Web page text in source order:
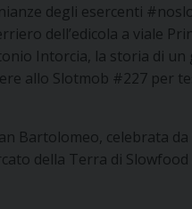
degli esercenti
dell’edicola a viale
Intorcia, la storia di
allo Slotmob #227 per
Bartolomeo, celebrata da
della Terra di